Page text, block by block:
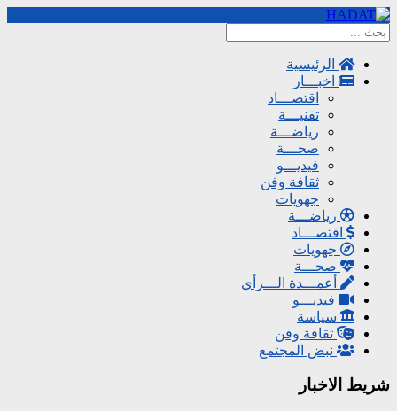
الرئيسية
اخبـــار
اقتصـــاد
تقنيـــة
رياضـــة
صحـــة
فيديـــو
ثقافة وفن
جهويات
رياضـــة
اقتصـــاد
جهويات
صحـــة
أعمـــدة الـــرأي
فيديـــو
سياسة
ثقافة وفن
نبض المجتمع
شريط الاخبار